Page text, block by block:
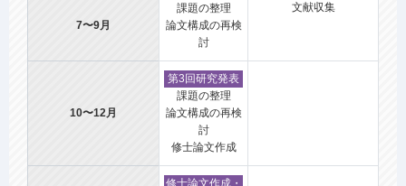
文献収集
7〜9月
課題の整理
論文構成の再検
討
10〜12月
第3回研究発表
課題の整理
論文構成の再検
討
修士論文作成
修士論文作成・